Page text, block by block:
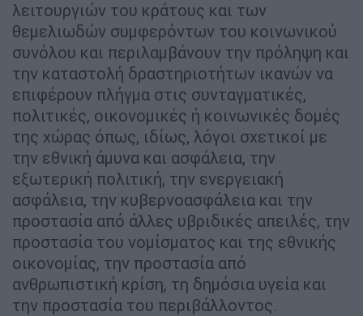
λειτουργιών του κράτους και των
θεμελιωδών συμφερόντων του κοινωνικού
συνόλου και περιλαμβάνουν την πρόληψη και
την καταστολή δραστηριοτήτων ικανών να
επιφέρουν πλήγμα στις συνταγματικές,
πολιτικές, οικονομικές ή κοινωνικές δομές
της χώρας όπως, ιδίως, λόγοι σχετικοί με
την εθνική άμυνα και ασφάλεια, την
εξωτερική πολιτική, την ενεργειακή
ασφάλεια, την κυβερνοασφάλεια και την
προστασία από άλλες υβριδικές απειλές, την
προστασία του νομίσματος και της εθνικής
οικονομίας, την προστασία από
ανθρωπιστική κρίση, τη δημόσια υγεία και
την προστασία του περιβάλλοντος.